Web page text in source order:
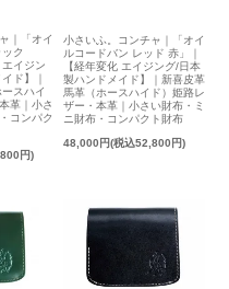
｜「オイ
ック
イジン
ド】｜
スハイ
革｜小さ
コンパク
円)
小さいふ。コンチャ｜「オイ
ルコードバン レッド 赤」｜
【経年変化 エイジング/日本
製ハンドメイド】｜新喜皮革
馬革（ホースハイド）姫路レ
ザー・本革｜小さい財布・ミ
ニ財布・コンパクト財布
48,000円(税込52,800円)